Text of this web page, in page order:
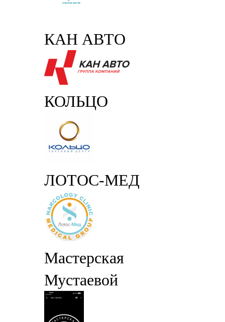
КАН АВТО
КОЛЬЦО
ЛОТОС-МЕД
Мастерская
Мустаевой